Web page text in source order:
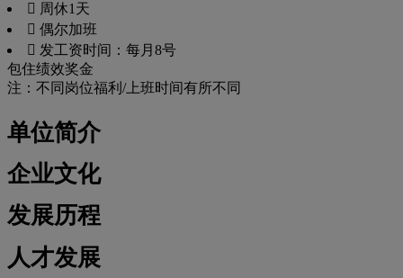
 周休1天
 偶尔加班
 发工资时间：每月8号
包住绩效奖金
注：不同岗位福利/上班时间有所不同
单位简介
企业文化
发展历程
人才发展